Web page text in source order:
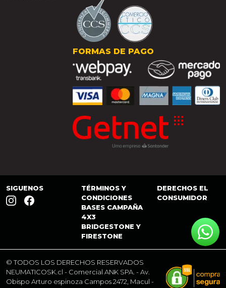
FORMAS DE PAGO
SIGUENOS
TÉRMINOS Y
CONDICIONES
BASES CAMPAÑA
4X3
BRIDGESTONE Y
FIRESTONE
DERECHOS EL
CONSUMIDOR
© TODOS LOS DERECHOS RESERVADOS
NEUMATICOSK.cl - Comercial ANK SPA. - Av.
Obispo Arturo espinoza Campos 2472, Macul -